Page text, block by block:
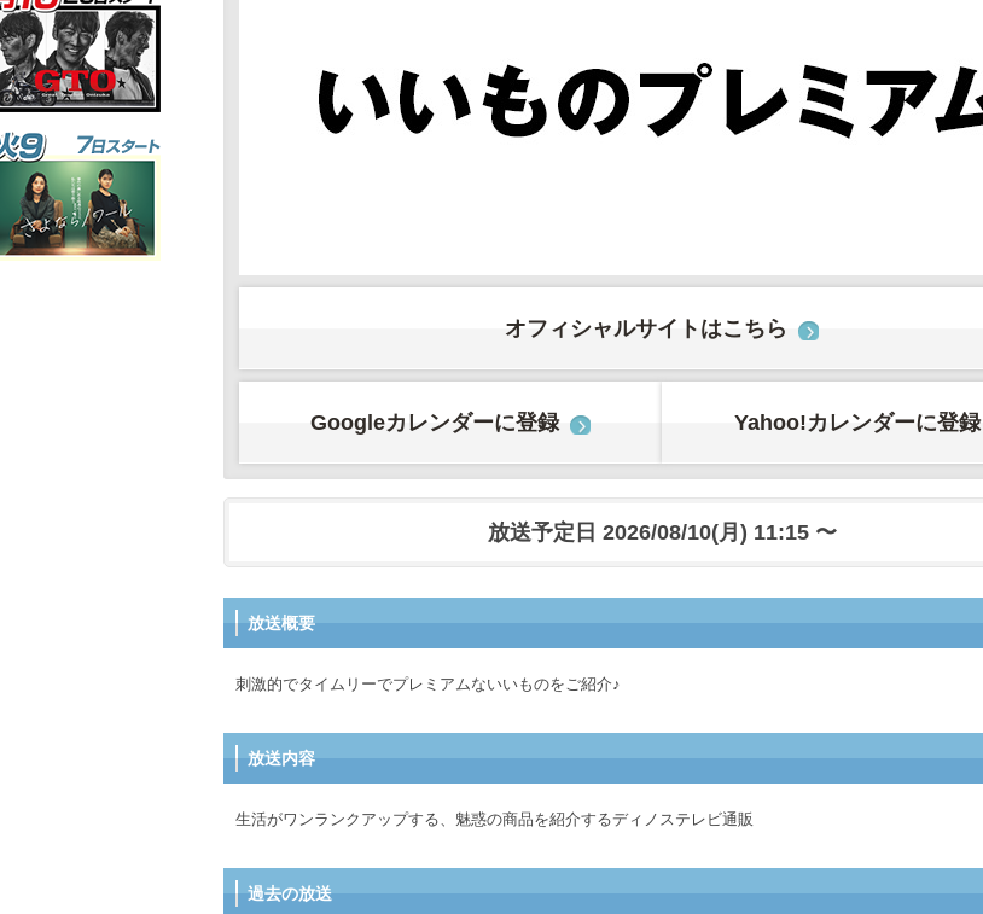
オフィシャルサイトはこちら
Googleカレンダーに登録 Yahoo!カレンダーに登録
放送予定日 2026/08/10(月) 11:15 〜
放送概要
刺激的でタイムリーでプレミアムないいものをご紹介♪
放送内容
生活がワンランクアップする、魅惑の商品を紹介するディノステレビ通販
過去の放送